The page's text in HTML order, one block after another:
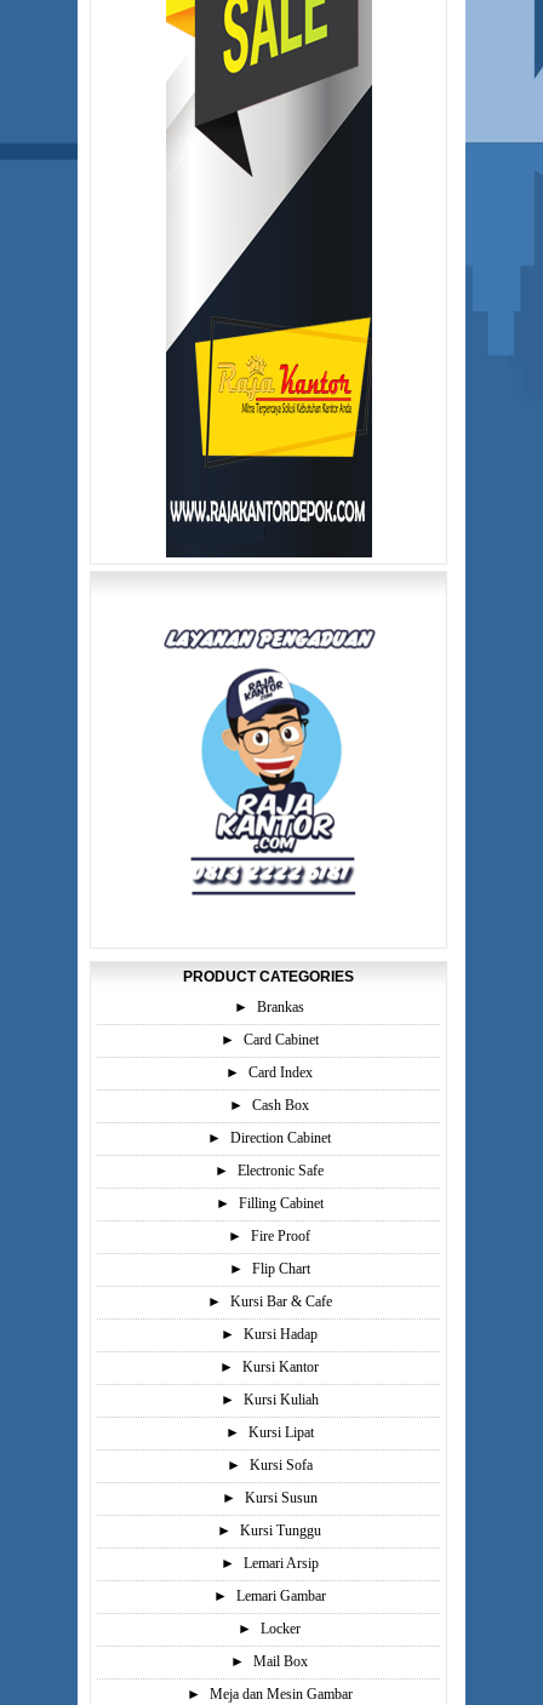
PRODUCT CATEGORIES
►
Brankas
►
Card Cabinet
►
Card Index
►
Cash Box
►
Direction Cabinet
►
Electronic Safe
►
Filling Cabinet
►
Fire Proof
►
Flip Chart
►
Kursi Bar & Cafe
►
Kursi Hadap
►
Kursi Kantor
►
Kursi Kuliah
►
Kursi Lipat
►
Kursi Sofa
►
Kursi Susun
►
Kursi Tunggu
►
Lemari Arsip
►
Lemari Gambar
►
Locker
►
Mail Box
►
Meja dan Mesin Gambar